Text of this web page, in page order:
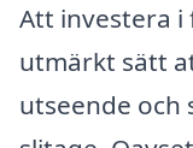
Att investera i
utmärkt sätt
utseende och